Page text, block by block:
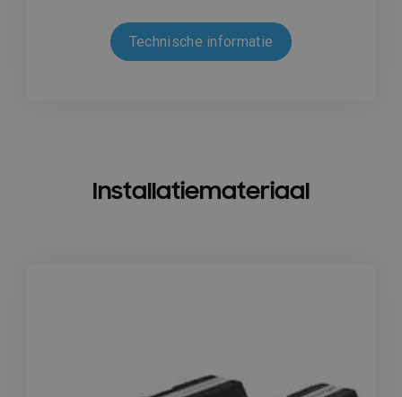
Technische informatie
Installatiemateriaal